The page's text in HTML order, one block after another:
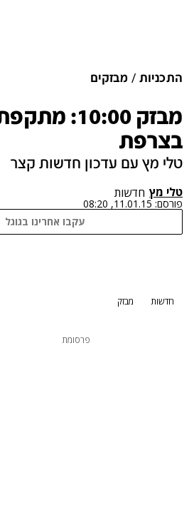
התכניות מבזקים
מבזק 10:00:
בצרפת
טלי מץ עם עדכון חדשות קצר
טלי מץ חדשות
פורסם:11.01.15, 08:20
עקבו אחרינו בגוגל
נתקלנו בבעיה
חדשות מבזק
פרסומת